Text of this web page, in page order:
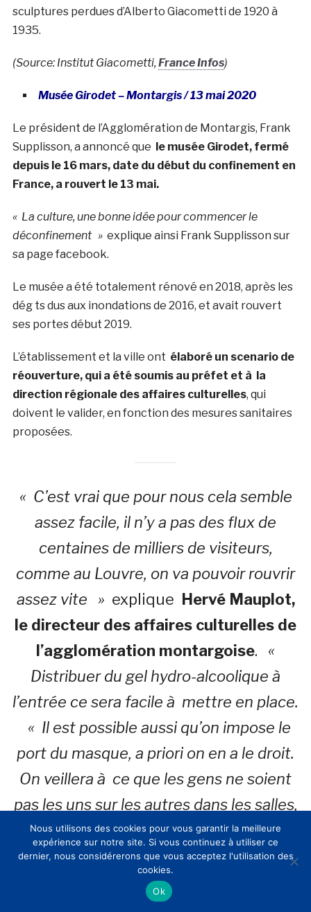
sculptures perdues d’Alberto Giacometti de 1920 à
1935.
(Source: Institut Giacometti,France Infos)
Musée Girodet – Montargis / 13 mai 2020
Le président de l’Agglomération de Montargis, Frank
Supplisson, a annoncé que le musée Girodet, fermé
depuis le 16 mars, date du début du confinement en
France, a rouvert le 13 mai.
« La culture, une bonne idée pour commencer le
déconfinement »explique ainsi Frank Supplisson sur
sa page facebook.
Le musée a été totalement rénové en 2018, après les
dég ts dus aux inondations de 2016, et avait rouvert
ses portes début 2019.
L’établissement et la ville ont élaboré un scenario de
réouverture, qui a été soumis au préfet et à la
direction régionale des affaires culturelles, qui
doivent le valider, en fonction des mesures sanitaires
proposées.
« C’est vrai que pour nous cela semble
assez facile, il n’y a pas des flux de
centaines de milliers de visiteurs,
comme au Louvre, on va pouvoir rouvrir
assez vite » explique Hervé Mauplot,
le directeur des affaires culturelles de
l’agglomération montargoise.
«
Distribuer du gel hydro-alcoolique à
l’entrée ce sera facile à mettre en place.
« Il est possible aussi qu’on impose le
port du masque, a priori on en a le droit.
On veillera à ce que les gens ne soient
pas les uns sur les autres dans les salles,
mais ça comme on a du personnel pour
les surveiller, ce sera possible aussi ».
Nous utilisons des cookies pour vous garantir la meilleure
expérience sur notre site. Si vous continuez à utiliser ce
dernier, nous considérerons que vous acceptez l'utilisation des
cookies.
Ok